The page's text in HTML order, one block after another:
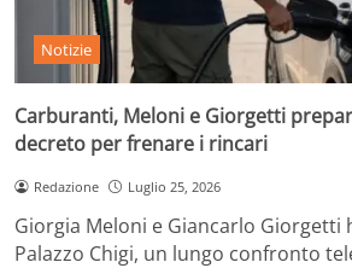
Notizie
Carburanti, Meloni e Giorgetti
decreto per frenare i rincari
Redazione Luglio 25, 2026
Giorgia Meloni e Giancarlo Giorgetti
Palazzo Chigi, un lungo confronto